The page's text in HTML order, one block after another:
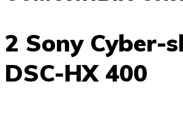
2 Sony Cyber-
DSC-HX 400